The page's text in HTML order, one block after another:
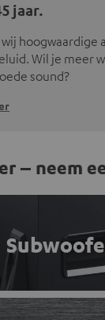
jaar.
wij
Wil je meer
sound?
– neem